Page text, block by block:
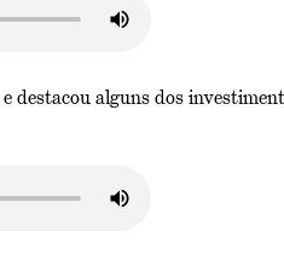
destacou alguns dos